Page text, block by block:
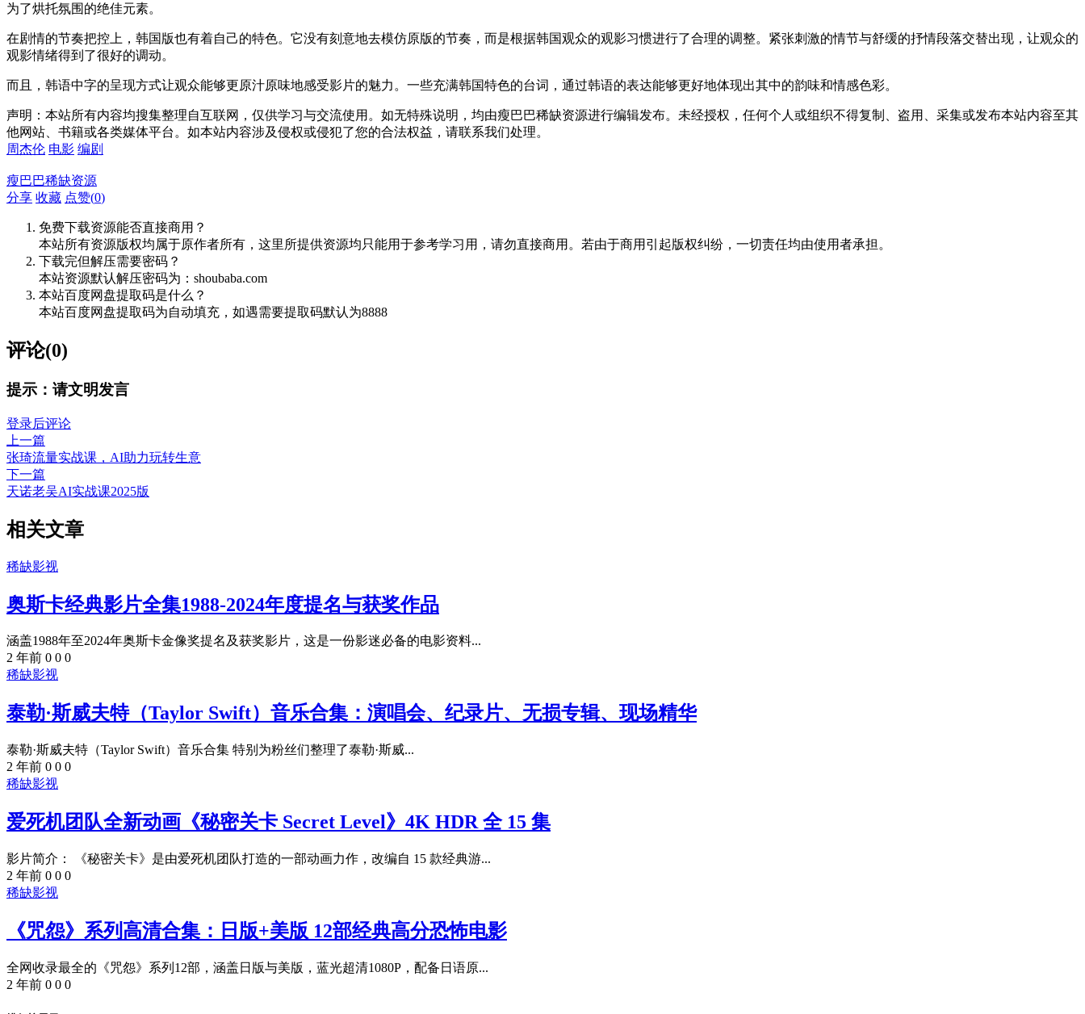
为了烘托氛围的绝佳元素。
在剧情的节奏把控上，韩国版也有着自己的特色。它没有刻意地去模仿原版的节奏，而是根据韩国观众的观影习惯进行了合理的调整。紧张刺激的情节与舒缓的抒情段落交替出现，让观众的
观影情绪得到了很好的调动。
而且，韩语中字的呈现方式让观众能够更原汁原味地感受影片的魅力。一些充满韩国特色的台词，通过韩语的表达能够更好地体现出其中的韵味和情感色彩。
声明：本站所有内容均搜集整理自互联网，仅供学习与交流使用。如无特殊说明，均由瘦巴巴稀缺资源进行编辑发布。未经授权，任何个人或组织不得复制、盗用、采集或发布本站内容至其
他网站、书籍或各类媒体平台。如本站内容涉及侵权或侵犯了您的合法权益，请联系我们处理。
周杰伦 电影 编剧
瘦巴巴稀缺资源
分享 收藏 点赞(0)
免费下载资源能否直接商用？
本站所有资源版权均属于原作者所有，这里所提供资源均只能用于参考学习用，请勿直接商用。若由于商用引起版权纠纷，一切责任均由使用者承担。
下载完但解压需要密码？
本站资源默认解压密码为：shoubaba.com
本站百度网盘提取码是什么？
本站百度网盘提取码为自动填充，如遇需要提取码默认为8888
评论(0)
提示：请文明发言
登录后评论
上一篇
张琦流量实战课，AI助力玩转生意
下一篇
天诺老吴AI实战课2025版
相关文章
稀缺影视
奥斯卡经典影片全集1988-2024年度提名与获奖作品
涵盖1988年至2024年奥斯卡金像奖提名及获奖影片，这是一份影迷必备的电影资料...
2 年前 0 0 0
稀缺影视
泰勒·斯威夫特（Taylor Swift）音乐合集：演唱会、纪录片、无损专辑、现场精华
泰勒·斯威夫特（Taylor Swift）音乐合集 特别为粉丝们整理了泰勒·斯威...
2 年前 0 0 0
稀缺影视
爱死机团队全新动画《秘密关卡 Secret Level》4K HDR 全 15 集
影片简介： 《秘密关卡》是由爱死机团队打造的一部动画力作，改编自 15 款经典游...
2 年前 0 0 0
稀缺影视
《咒怨》系列高清合集：日版+美版 12部经典高分恐怖电影
全网收录最全的《咒怨》系列12部，涵盖日版与美版，蓝光超清1080P，配备日语原...
2 年前 0 0 0